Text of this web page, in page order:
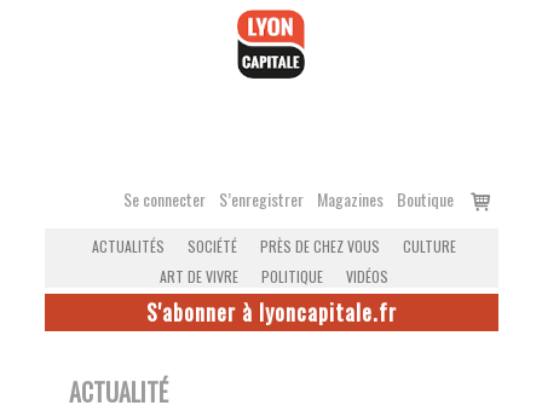
Se connecter S’enregistrer Magazines Boutique
Voir
ACTUALITÉS SOCIÉTÉ PRÈS DE CHEZ VOUS
CULTURE
ART DE VIVRE
POLITIQUE VIDÉOS
S'abonner à lyoncapitale.fr
ACTUALITÉ